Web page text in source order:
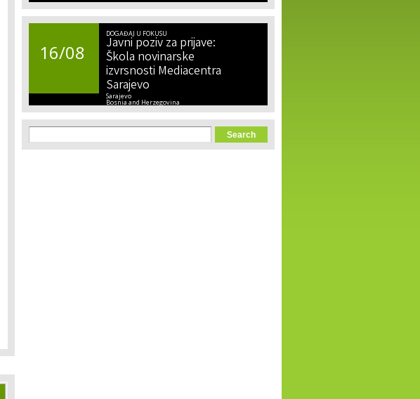
16/08
DOGAĐAJ U FOKUSU
Javni poziv za prijave:
Škola novinarske
izvrsnosti Mediacentra
Sarajevo
Sarajevo
Bosnia and Herzegovina
Search form
Search